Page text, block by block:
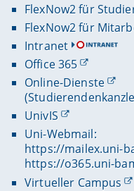
FlexNow2 für
FlexNow2 für
Intranet
Office 365
Online-Dienste
UnivIS
Uni-Webmail:
https://mailex.uni-
https://o365.uni-
Virtueller Campus